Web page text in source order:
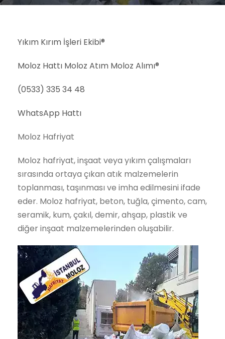
Yıkım Kırım İşleri Ekibi®
Moloz Hattı Moloz Atım Moloz Alımı®
(0533) 335 34 48
WhatsApp Hattı
Moloz Hafriyat
Moloz hafriyat, inşaat veya yıkım çalışmaları
sırasında ortaya çıkan atık malzemelerin
toplanması, taşınması ve imha edilmesini ifade
eder. Moloz hafriyat, beton, tuğla, çimento, cam,
seramik, kum, çakıl, demir, ahşap, plastik ve
diğer inşaat malzemelerinden oluşabilir.